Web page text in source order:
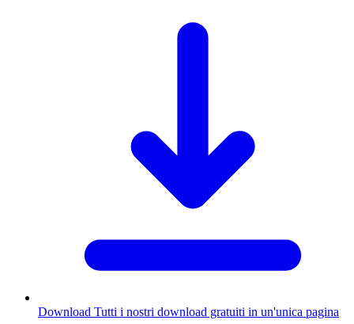
Download Tutti i nostri download gratuiti in un'unica pagina